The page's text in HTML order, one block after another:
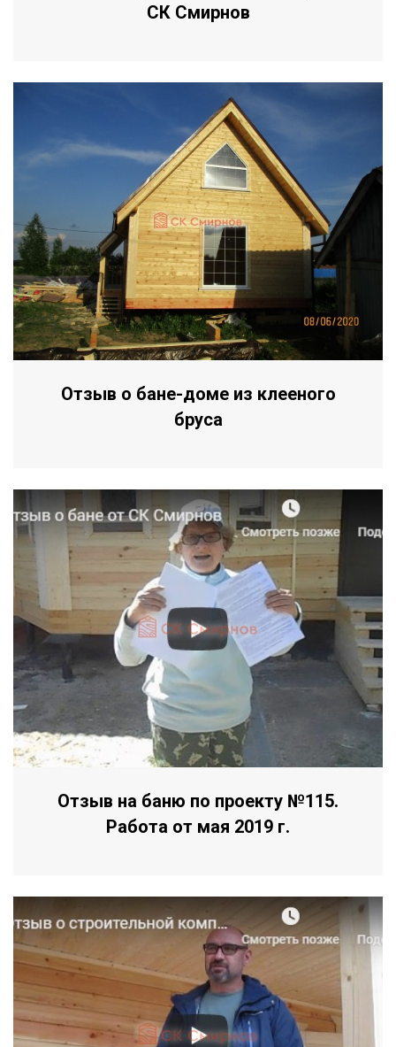
СК Смирнов
Отзыв о бане-доме из клееного
бруса
Отзыв на баню по проекту №115.
Работа от мая 2019 г.